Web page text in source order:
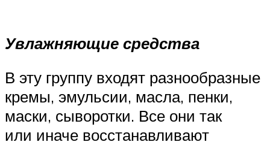
Увлажняющие средства
В эту группу входят разнообразные
кремы, эмульсии, масла, пенки,
маски, сыворотки. Все они так
или иначе восстанавливают